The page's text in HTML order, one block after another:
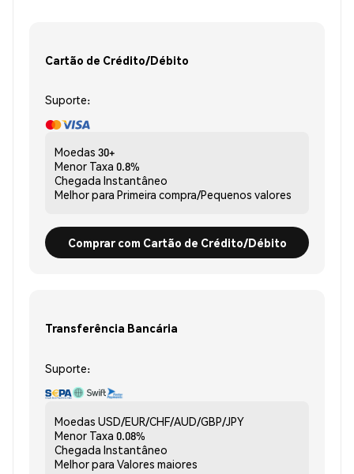
Cartão de Crédito/Débito
Suporte:
Moedas 30+
Menor Taxa 0.8%
Chegada Instantâneo
Melhor para Primeira compra/Pequenos valores
Comprar com Cartão de Crédito/Débito
Transferência Bancária
Suporte:
Moedas USD/EUR/CHF/AUD/GBP/JPY
Menor Taxa 0.08%
Chegada Instantâneo
Melhor para Valores maiores